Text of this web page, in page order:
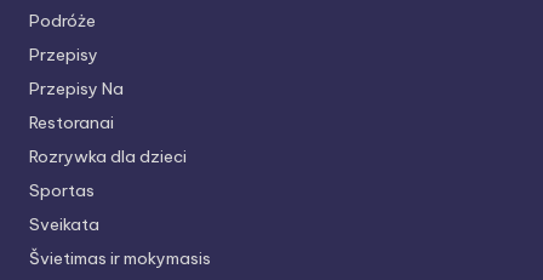
Podróże
Przepisy
Przepisy Na
Restoranai
Rozrywka dla dzieci
Sportas
Sveikata
Švietimas ir mokymasis